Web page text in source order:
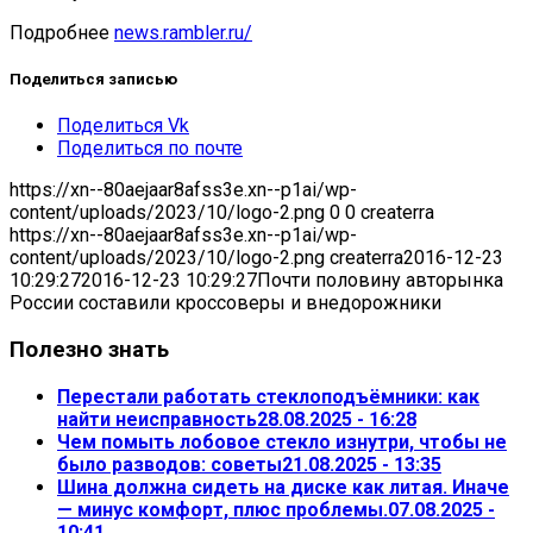
Подробнее news.rambler.ru/
Поделиться записью
Поделиться Vk
Поделиться по почте
https://xn--80aejaar8afss3e.xn--p1ai/wp-
content/uploads/2023/10/logo-2.png 0 0 createrra
https://xn--80aejaar8afss3e.xn--p1ai/wp-
content/uploads/2023/10/logo-2.png createrra2016-12-23
10:29:272016-12-23 10:29:27Почти половину авторынка
России составили кроссоверы и внедорожники
Полезно знать
Перестали работать стеклоподъёмники: как
найти неисправность28.08.2025 - 16:28
Чем помыть лобовое стекло изнутри, чтобы не
было разводов: советы21.08.2025 - 13:35
Шина должна сидеть на диске как литая. Иначе
— минус комфорт, плюс проблемы.07.08.2025 -